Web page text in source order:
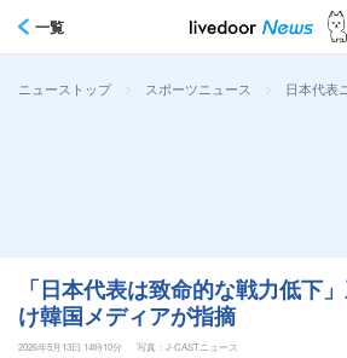
一覧
ニューストップ > スポーツニュース > 日本代表
「日本代表は致命的な戦力低下
け韓国メディアが指摘
2026年5月13日 14時10分 写真：J-CASTニュース